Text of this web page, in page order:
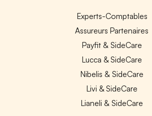
Experts-Comptables
Assureurs Partenaires
Payfit & SideCare
Lucca & SideCare
Nibelis & SideCare
Livi & SideCare
Lianeli & SideCare